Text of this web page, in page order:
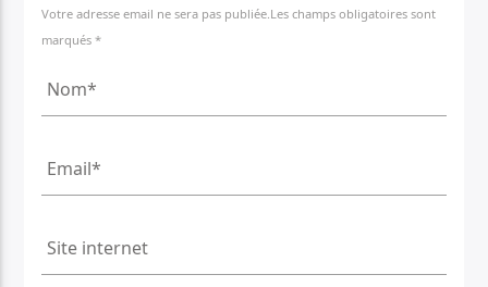
Votre adresse email ne sera pas publiée.Les champs obligatoires sont
marqués *